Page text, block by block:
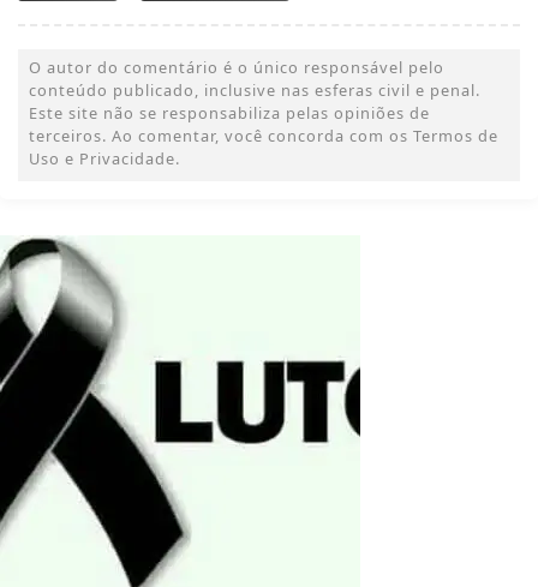
O autor do comentário é o único responsável pelo
conteúdo publicado, inclusive nas esferas civil e penal.
Este site não se responsabiliza pelas opiniões de
terceiros. Ao comentar, você concorda com os Termos de
Uso e Privacidade.